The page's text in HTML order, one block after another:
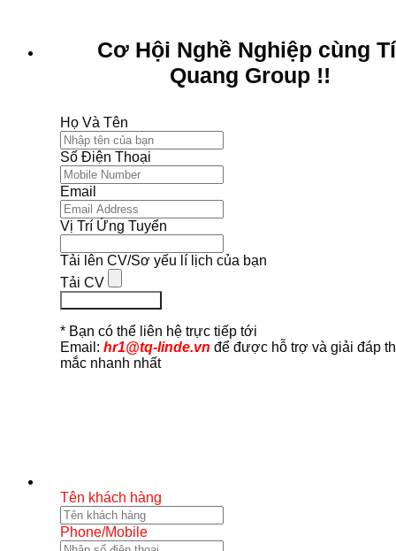
Cơ Hội Nghề Nghiệp cùng
Quang Group !!
Họ Và Tên
Số Điện Thoại
Email
Vị Trí Ứng Tuyển
Tải lên CV/Sơ yếu lí lịch của bạn
Tải CV
* Bạn có thể liên hệ trực tiếp tới
Email: hr1@tq-linde.vn để được hỗ trợ và giải đáp
mắc nhanh nhất
Tên khách hàng
Phone/Mobile